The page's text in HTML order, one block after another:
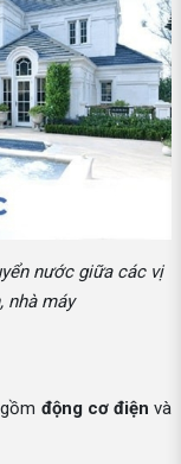
nước giữa các vị
nhà máy
động cơ điện và